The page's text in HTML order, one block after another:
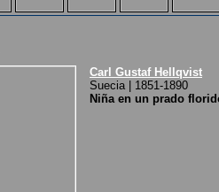
Carl Gustaf Hellqvist
Suecia | 1851-1890
Niña en un prado